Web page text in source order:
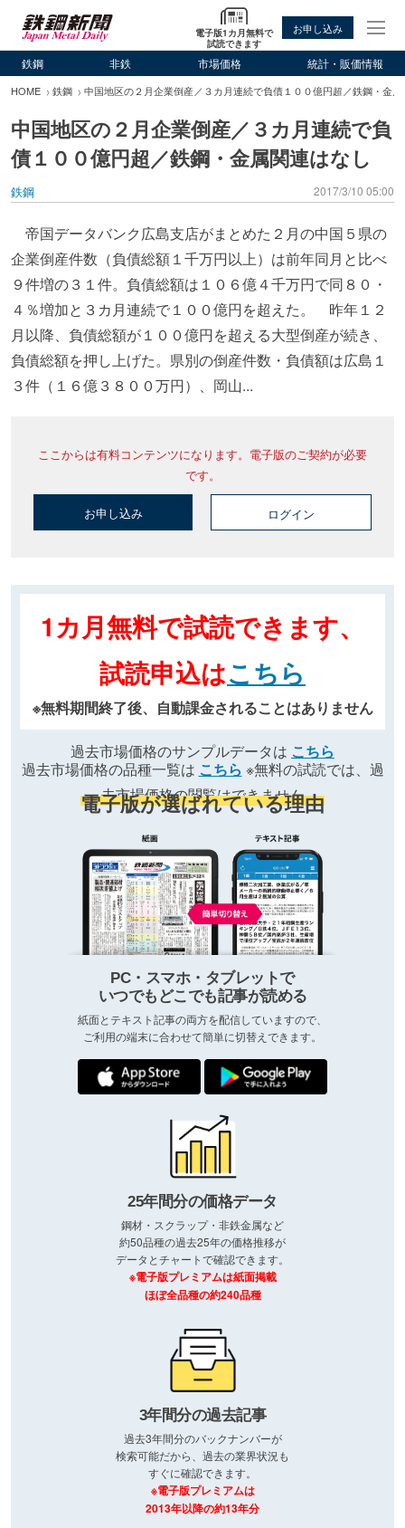
電子版1カ月無料で
試読できます
お申し込み
鉄鋼 非鉄 市場価格 統計・販価情報
HOME 鉄鋼 中国地区の２月企業倒産／３カ月連続で負債１００億円超／鉄鋼・金
中国地区の２月企業倒産／３カ月連続で負
債１００億円超／鉄鋼・金属関連はなし
鉄鋼 2017/3/10 05:00
帝国データバンク広島支店がまとめた２月の中国５県の
企業倒産件数（負債総額１千万円以上）は前年同月と比べ
９件増の３１件。負債総額は１０６億４千万円で同８０・
４％増加と３カ月連続で１００億円を超えた。 昨年１２
月以降、負債総額が１００億円を超える大型倒産が続き、
負債総額を押し上げた。県別の倒産件数・負債額は広島１
３件（１６億３８００万円）、岡山...
ここからは有料コンテンツになります。電子版のご契約が必要
です。
お申し込み ログイン
1カ月無料で試読できます、
試読申込はこちら
※無料期間終了後、自動課金されることはありません
過去市場価格のサンプルデータは こちら
過去市場価格の品種一覧は こちら ※無料の試読では、過
去市場価格の閲覧はできません
電子版が選ばれている理由
PC・スマホ・タブレットで
いつでもどこでも記事が読める
紙面とテキスト記事の両方を配信していますので、
ご利用の端末に合わせて簡単に切替えできます。
25年間分の価格データ
鋼材・スクラップ・非鉄金属など
約50品種の過去25年の価格推移が
データとチャートで確認できます。
※電子版プレミアムは紙面掲載
ほぼ全品種の約240品種
3年間分の過去記事
過去3年間分のバックナンバーが
検索可能だから、過去の業界状況も
すぐに確認できます。
※電子版プレミアムは
2013年以降の約13年分